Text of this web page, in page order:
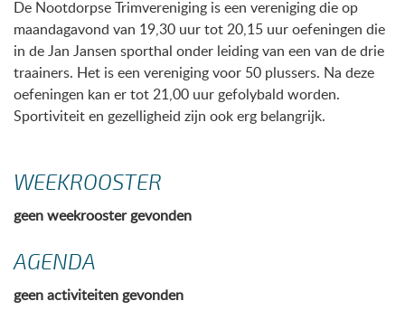
De Nootdorpse Trimvereniging is een vereniging die op
maandagavond van 19,30 uur tot 20,15 uur oefeningen die
in de Jan Jansen sporthal onder leiding van een van de drie
traainers. Het is een vereniging voor 50 plussers. Na deze
oefeningen kan er tot 21,00 uur gefolybald worden.
Sportiviteit en gezelligheid zijn ook erg belangrijk.
WEEKROOSTER
geen weekrooster gevonden
AGENDA
geen activiteiten gevonden